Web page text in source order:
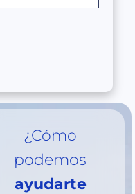
¿Cómo
podemos
ayudarte